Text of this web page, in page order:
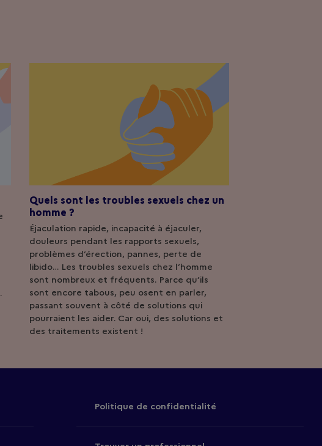
Quels sont les troubles sexuels chez un
homme ?
Éjaculation rapide, incapacité à éjaculer,
douleurs pendant les rapports sexuels,
problèmes d’érection, pannes, perte de
libido… Les troubles sexuels chez l’homme
sont nombreux et fréquents. Parce qu’ils
sont encore tabous, peu osent en parler,
passant souvent à côté de solutions qui
pourraient les aider. Car oui, des solutions et
des traitements existent !
Politique de confidentialité